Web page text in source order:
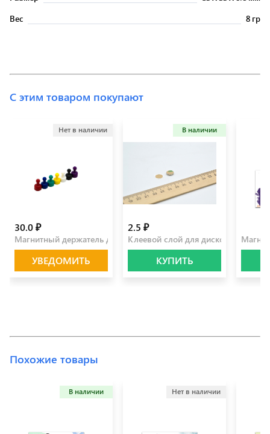
Вес
8 гр
С этим товаром покупают
Нет в наличии
30.0 ₽
Магнитный держатель для бумаги
УВЕДОМИТЬ
В наличии
2.5 ₽
Клеевой слой для дисков 10 мм
КУПИТЬ
Похожие товары
В наличии Нет в наличии